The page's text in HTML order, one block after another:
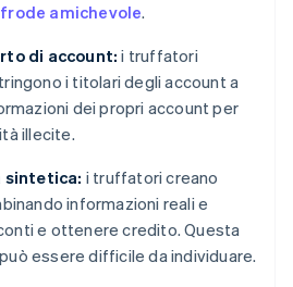
frode amichevole.
di account: i truffatori
i titolari degli account a
dei propri account per
illecite.
sintetica: i truffatori creano
informazioni reali e
e ottenere credito. Questa
essere difficile da individuare.